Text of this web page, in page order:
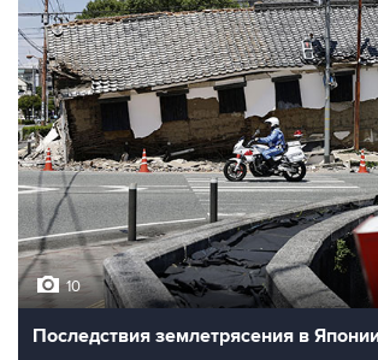
10
Последствия землетрясения в